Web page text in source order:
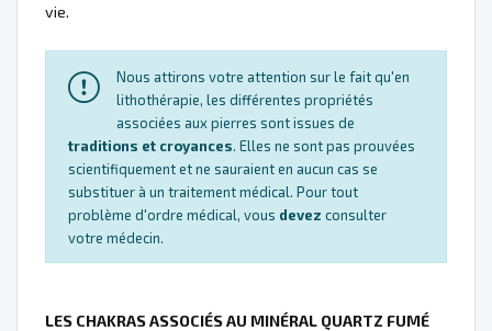
vie.
Nous attirons votre attention sur le fait qu'en
lithothérapie, les différentes propriétés
associées aux pierres sont issues de
traditions et croyances. Elles ne sont pas prouvées
scientifiquement et ne sauraient en aucun cas se
substituer à un traitement médical. Pour tout
problème d'ordre médical, vous devez consulter
votre médecin.
LES CHAKRAS ASSOCIÉS AU MINÉRAL QUARTZ FUMÉ